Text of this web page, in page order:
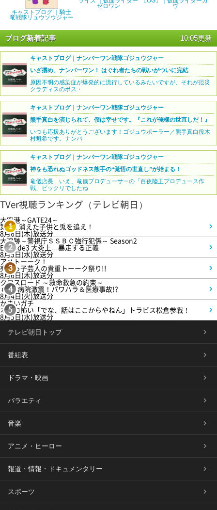
キャストブログ ｜騎士
竜戦隊リュウソウジャー
ゼロワン ヴ
ブログ新着記事 10:05更新
キャストブログ｜ナンバーワン戦隊ゴジュウジャー
いざ掴め、ナンバーワン！ はぐれ者たちの戦いがついに完結
原因不明の感染症が爆発的に流行しているみたいですが、それが厄災
クラディスのボス・
キャストブログ｜ナンバーワン戦隊ゴジュウジャー
熊手真白を演じられて、僕は幸せです。『これが俺様の世直しだ！』
いつも応援ありがとうございます！ゴジュウポーラー／熊手真白役木
村魁希です。ナンバ
キャストブログ｜ナンバーワン戦隊ゴジュウジャー
神をも恐れぬゴッドネス熊手の“覚悟の世直し”が始まる！
竜儀店長…いえ、竜儀プロデューサーの「百夜陸王プロデュース作
戦」ビックリでしたね
TVer視聴ランキング（テレビ朝日）
1
大空港～GATE24～
第3話 消えた子供と兎を追え！
8月6日(木)放送分
2
大追跡～警視庁ＳＳＢＣ強行犯係～ Season2
Episode3 大炎上…暴走する正義
8月5日(水)放送分
3
アメトーーク！
売れっ子芸人の貴重トーーク祭り!!
8月6日(木)放送分
4
クロスロード ～救命救急の約束～
＃5 病院激震！パワハラ＆医療事故!?
8月4日(火)放送分
5
かまいガチ
オモロ怖い「でな、話はここからやねん」トラビス松倉参戦！
8月5日(水)放送分
テレビ朝日トップ
番組表
ドラマ・映画
バラエティ
音楽
アニメ・ヒーロー
報道・情報・ドキュメンタリー
スポーツ